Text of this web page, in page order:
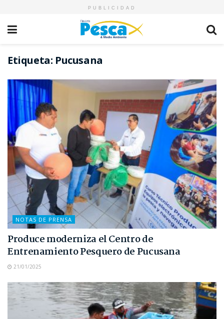
PUBLICIDAD
Etiqueta: Pucusana
NOTAS DE PRENSA
Produce moderniza el Centro de
Entrenamiento Pesquero de Pucusana
21/01/2025